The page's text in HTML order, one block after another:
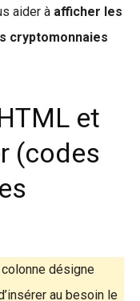
aider à afficher les
cryptomonnaies
et
(codes
désigne
au besoin le